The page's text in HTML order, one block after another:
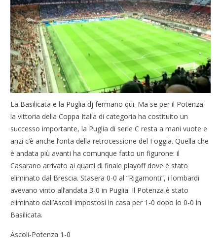
La Basilicata e la Puglia dj fermano qui. Ma se per il Potenza
la vittoria della Coppa Italia di categoria ha costituito un
successo importante, la Puglia di serie C resta a mani vuote e
anzi c’è anche l’onta della retrocessione del Foggia. Quella che
è andata più avanti ha comunque fatto un figurone: il
Casarano arrivato ai quarti di finale playoff dove è stato
eliminato dal Brescia. Stasera 0-0 al “Rigamonti”, i lombardi
avevano vinto all’andata 3-0 in Puglia. Il Potenza è stato
eliminato dall’Ascoli impostosi in casa per 1-0 dopo lo 0-0 in
Basilicata.
Ascoli-Potenza 1-0